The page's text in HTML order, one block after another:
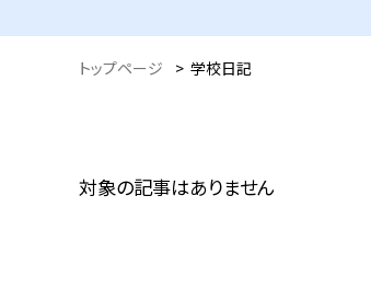
トップページ > 学校日記
対象の記事はありません